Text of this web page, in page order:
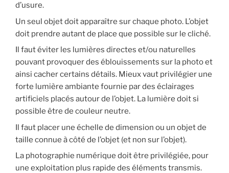
d’usure.
Un seul objet doit apparaître sur chaque photo. L’objet
doit prendre autant de place que possible sur le cliché.
Il faut éviter les lumières directes et/ou naturelles
pouvant provoquer des éblouissements sur la photo et
ainsi cacher certains détails. Mieux vaut privilégier une
forte lumière ambiante fournie par des éclairages
artificiels placés autour de l’objet. La lumière doit si
possible être de couleur neutre.
Il faut placer une échelle de dimension ou un objet de
taille connue à côté de l’objet (et non sur l’objet).
La photographie numérique doit être privilégiée, pour
une exploitation plus rapide des éléments transmis.